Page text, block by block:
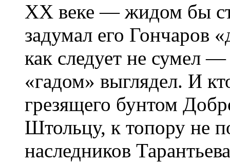
ХХ веке — жидом бы
задумал его Гончаров
как следует не сумел
«гадом» выглядел. И
грезящего бунтом
Штольцу, к топору не
наследников